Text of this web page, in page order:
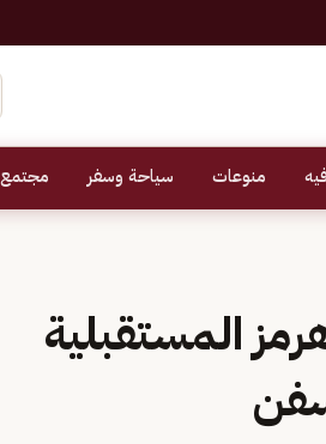
منوعات سياحة وسفر مجتمع
المستقبلية